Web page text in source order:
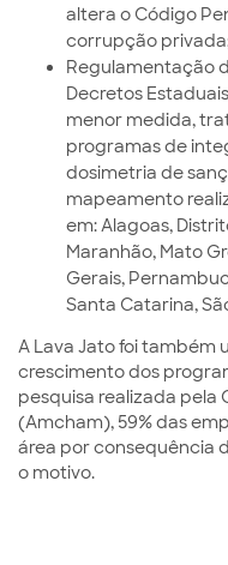
altera o Código
corrupção
Regulamentação
Decretos
menor medida,
programas de
dosimetria de
mapeamento
em: Alagoas,
Maranhão, Mato
Gerais,
Santa Catarina,
A Lava Jato foi também
crescimento dos
pesquisa realizada pela
(Amcham), 59% das
área por consequência
o motivo.